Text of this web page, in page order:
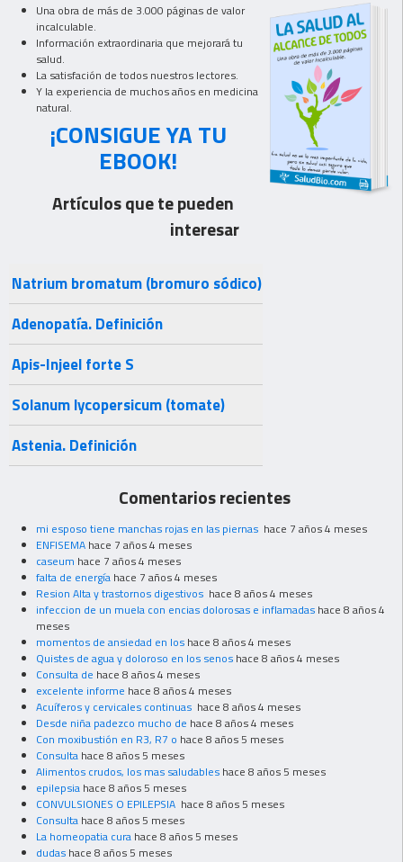
Una obra de más de 3.000 páginas de valor
incalculable.
Información extraordinaria que mejorará tu
salud.
La satisfación de todos nuestros lectores.
Y la experiencia de muchos años en medicina
natural.
¡CONSIGUE YA TU
EBOOK!
Artículos que te pueden
interesar
Natrium bromatum (bromuro sódico)
Adenopatía. Definición
Apis-Injeel forte S
Solanum lycopersicum (tomate)
Astenia. Definición
Comentarios recientes
mi esposo tiene manchas rojas en las piernas hace 7 años 4 meses
ENFISEMA hace 7 años 4 meses
caseum hace 7 años 4 meses
falta de energía hace 7 años 4 meses
Resion Alta y trastornos digestivos hace 8 años 4 meses
infeccion de un muela con encias dolorosas e inflamadas hace 8 años 4
meses
momentos de ansiedad en los hace 8 años 4 meses
Quistes de agua y doloroso en los senos hace 8 años 4 meses
Consulta de hace 8 años 4 meses
excelente informe hace 8 años 4 meses
Acuíferos y cervicales continuas hace 8 años 4 meses
Desde niña padezco mucho de hace 8 años 4 meses
Con moxibustión en R3, R7 o hace 8 años 5 meses
Consulta hace 8 años 5 meses
Alimentos crudos, los mas saludables hace 8 años 5 meses
epilepsia hace 8 años 5 meses
CONVULSIONES O EPILEPSIA hace 8 años 5 meses
Consulta hace 8 años 5 meses
La homeopatia cura hace 8 años 5 meses
dudas hace 8 años 5 meses